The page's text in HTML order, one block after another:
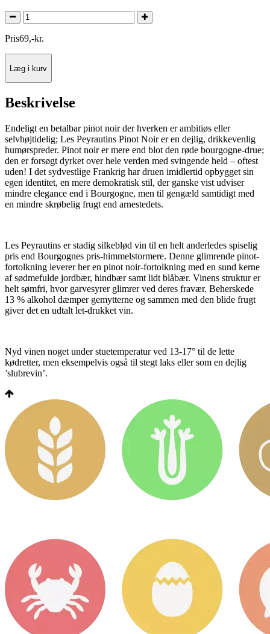
Pris69,-kr.
Læg i kurv
Beskrivelse
Endeligt en betalbar pinot noir der hverken er ambitiøs eller
selvhøjtidelig; Les Peyrautins Pinot Noir er en dejlig, drikkevenlig
humørspreder. Pinot noir er mere end blot den røde bourgogne-drue;
den er forsøgt dyrket over hele verden med svingende held – oftest
uden! I det sydvestlige Frankrig har druen imidlertid opbygget sin
egen identitet, en mere demokratisk stil, der ganske vist udviser
mindre elegance end i Bourgogne, men til gengæld samtidigt med
en mindre skrøbelig frugt end arnestedets.
Les Peyrautins er stadig silkeblød vin til en helt anderledes spiselig
pris end Bourgognes pris-himmelstormere. Denne glimrende pinot-
fortolkning leverer her en pinot noir-fortolkning med en sund kerne
af sødmefulde jordbær, hindbær samt lidt blåbær. Vinens struktur er
helt sømfri, hvor garvesyrer glimrer ved deres fravær. Beherskede
13 % alkohol dæmper gemytterne og sammen med den blide frugt
giver det en udtalt let-drukket vin.
Nyd vinen noget under stuetemperatur ved 13-17° til de lette
kødretter, men eksempelvis også til stegt laks eller som en dejlig
’slubrevin’.